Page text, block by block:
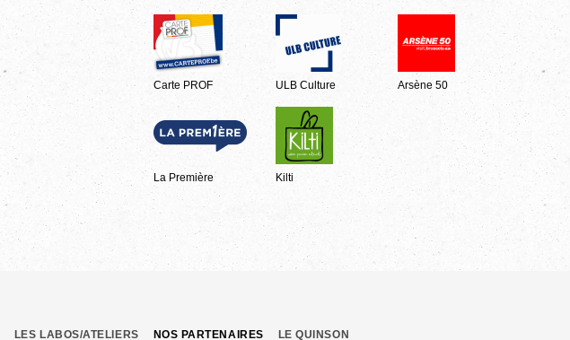
Carte PROF ULB Culture Arsène 50
La Première Kilti
LES LABOS/ATELIERS NOS PARTENAIRES LE QUINSON